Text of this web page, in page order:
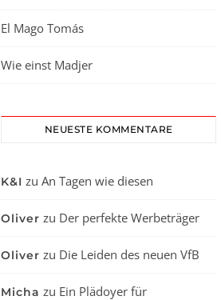
El Mago Tomás
Wie einst Madjer
NEUESTE KOMMENTARE
K&I zu An Tagen wie diesen
Oliver zu Der perfekte Werbeträger
Oliver zu Die Leiden des neuen VfB
Micha zu Ein Plädoyer für